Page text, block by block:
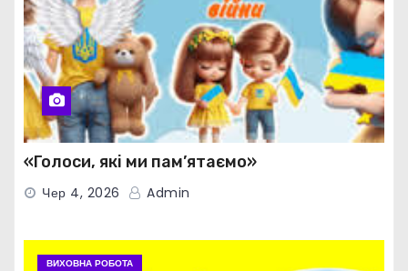
«Голоси, які ми пам’ятаємо»
Чер 4, 2026 Admin
ВИХОВНА РОБОТА